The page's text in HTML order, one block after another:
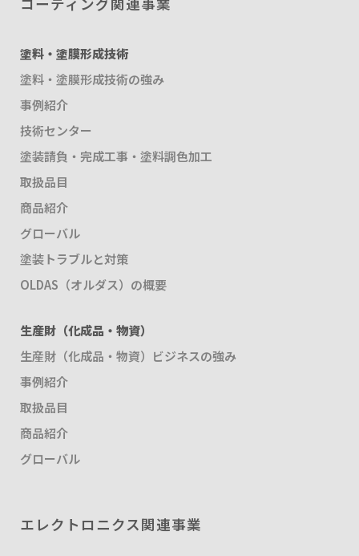
塗料・塗膜形成技術
塗料・塗膜形成技術の強み
事例紹介
技術センター
塗装請負・完成工事・塗料調色加工
取扱品目
商品紹介
グローバル
塗装トラブルと対策
OLDAS（オルダス）の概要
生産財（化成品・物資）
生産財（化成品・物資）ビジネスの強み
事例紹介
取扱品目
商品紹介
グローバル
エレクトロニクス関連事業